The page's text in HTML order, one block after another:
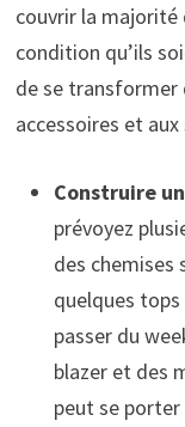
couvrir la
condition qu’ils
de se transformer
accessoires et
Construire
prévoyez
des chemises
quelques
passer du
blazer et des
peut se